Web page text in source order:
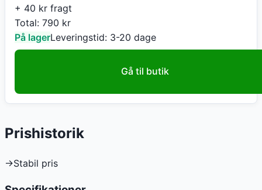
+ 40 kr fragt
Total: 790 kr
På lagerLeveringstid: 3-20 dage
Gå til butik
Prishistorik
→Stabil pris